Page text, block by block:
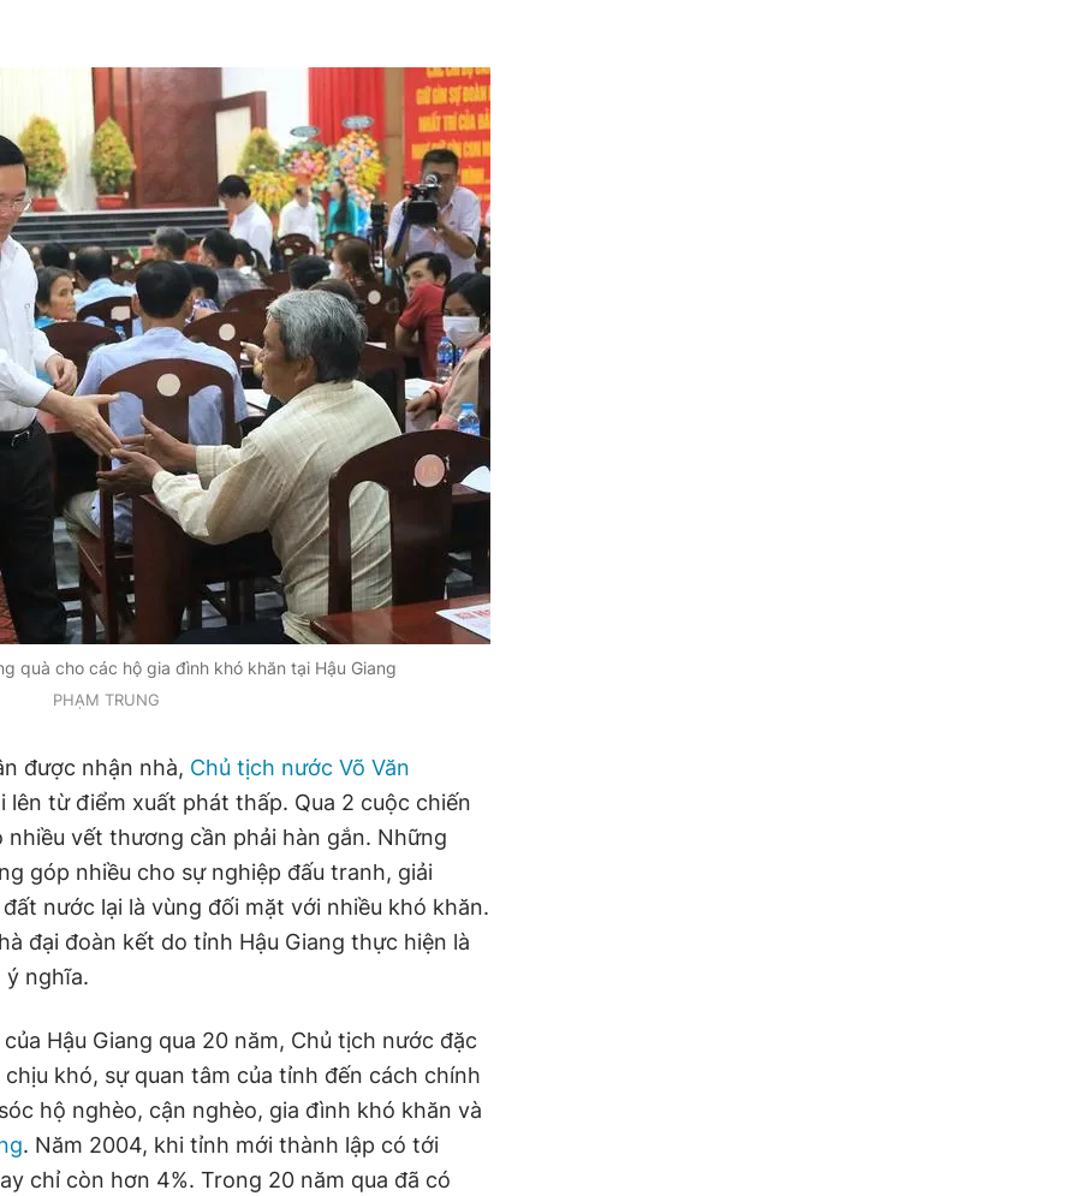
quà cho các hộ gia đình khó khăn tại Hậu Giang
PHẠM TRUNG
được nhận nhà, Chủ tịch nước Võ Văn
từ điểm xuất phát thấp. Qua 2 cuộc chiến
vết thương cần phải hàn gắn. Những
góp nhiều cho sự nghiệp đấu tranh, giải
nước lại là vùng đối mặt với nhiều khó khăn.
đại đoàn kết do tỉnh Hậu Giang thực hiện là
nghĩa.
Hậu Giang qua 20 năm, Chủ tịch nước đặc
khó, sự quan tâm của tỉnh đến cách chính
hộ nghèo, cận nghèo, gia đình khó khăn và
. Năm 2004, khi tỉnh mới thành lập có tới
chỉ còn hơn 4%. Trong 20 năm qua đã có